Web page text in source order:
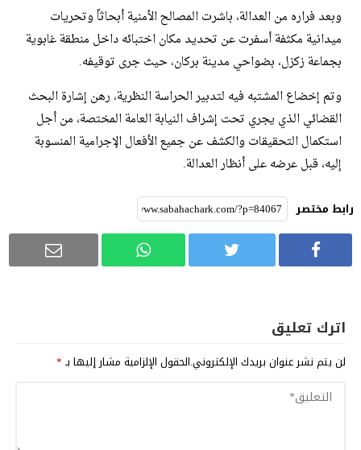
وبعد فراره من العدالة، باشرت المصالح الأمنية أبحاثاً وتحريات
ميدانية مكثفة أسفرت عن تحديد مكان اختبائه داخل منطقة غابوية
بجماعة زكزل، بضواحي مدينة بركان، حيث جرى توقيفه.
وتم إخضاع المشتبه فيه لتدبير الحراسة النظرية، رهن إشارة البحث
القضائي الذي يجري تحت إشراف النيابة العامة المختصة، من أجل
استكمال التحقيقات والكشف عن جميع الأفعال الإجرامية المنسوبة
إليه، قبل عرضه على أنظار العدالة.
رابط مختصر
اترك تعليق
لن يتم نشر عنوان بريدك الإلكتروني.الحقول الإلزامية مشار إليها بـ*